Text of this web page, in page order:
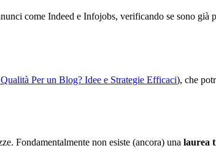
come Indeed e Infojobs, verificando se sono già
Per un Blog? Idee e Strategie Efficaci), che
Fondamentalmente non esiste (ancora) una laurea